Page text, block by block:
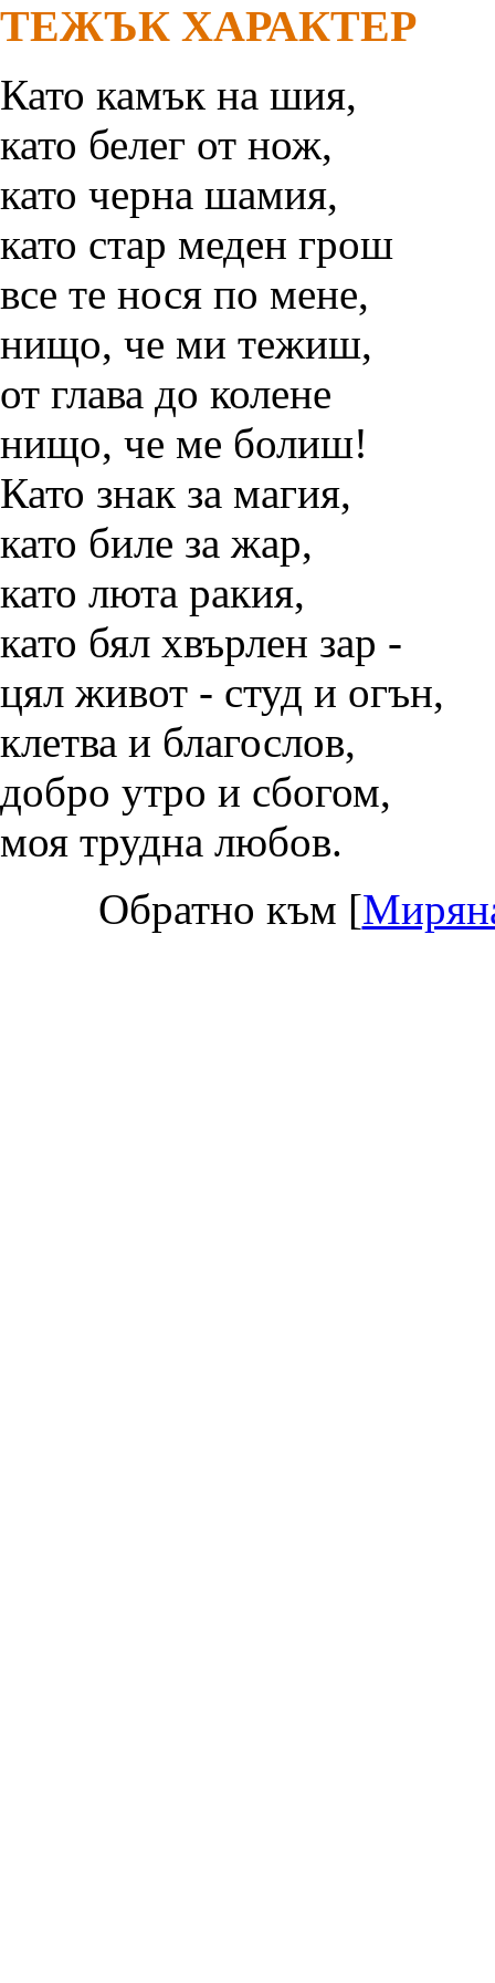
ТЕЖЪК ХАРАКТЕР
Като камък на шия,
като белег от нож,
като черна шамия,
като стар меден грош
все те нося по мене,
нищо, че ми тежиш,
от глава до колене
нищо, че ме болиш!
Като знак за магия,
като биле за жар,
като люта ракия,
като бял хвърлен зар -
цял живот - студ и огън,
клетва и благослов,
добро утро и сбогом,
моя трудна любов.
Обратно към [